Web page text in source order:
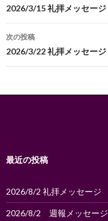
稿
ナ
ビ
ー
ン
2026/3/15 礼拝メッセージ
次の投稿
2026/3/22 礼拝メッセージ
最近の投稿
2026/8/2 礼拝メッセージ
2026/8/2 週報メッセージ